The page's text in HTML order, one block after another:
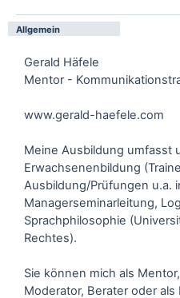
Allgemein
Gerald Häfele
Mentor -
www.gerald-haefele.com
Meine Ausbildung umfasst
Erwachsenenbildung
Ausbildung/Prüfungen u.a.
Managerseminarleitung,
Sprachphilosophie
Rechtes).
Sie können mich als
Moderator, Berater oder